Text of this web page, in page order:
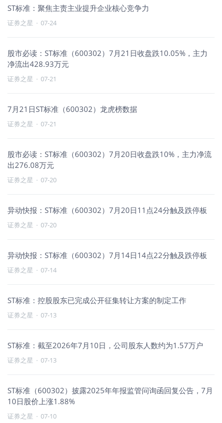
ST标准：聚焦主责主业提升企业核心竞争力
证券之星 · 07-24
股市必读：ST标准（600302）7月21日收盘跌10.05%，主力
净流出428.93万元
证券之星 · 07-21
7月21日ST标准（600302）龙虎榜数据
证券之星 · 07-21
股市必读：ST标准（600302）7月20日收盘跌10%，主力净流
出276.08万元
证券之星 · 07-20
异动快报：ST标准（600302）7月20日11点24分触及跌停板
证券之星 · 07-20
异动快报：ST标准（600302）7月14日14点22分触及跌停板
证券之星 · 07-14
ST标准：控股股东已完成公开征集转让方案的制定工作
证券之星 · 07-13
ST标准：截至2026年7月10日，公司股东人数约为1.57万户
证券之星 · 07-13
ST标准（600302）披露2025年年报监管问询函回复公告，7月
10日股价上涨1.88%
证券之星 · 07-10